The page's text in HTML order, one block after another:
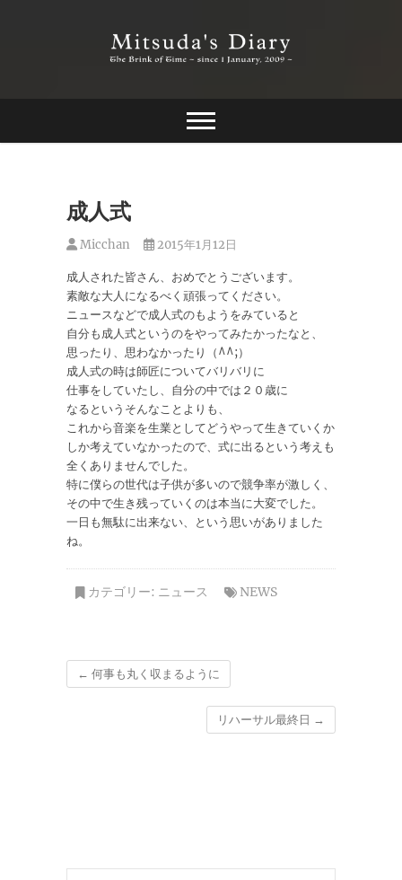
Mitsuda's Diary
成人式
Micchan 2015年1月12日
成人された皆さん、おめでとうございます。
素敵な大人になるべく頑張ってください。
ニュースなどで成人式のもようをみていると
自分も成人式というのをやってみたかったなと、
思ったり、思わなかったり（^^;）
成人式の時は師匠についてバリバリに
仕事をしていたし、自分の中では２０歳に
なるというそんなことよりも、
これから音楽を生業としてどうやって生きていくか
しか考えていなかったので、式に出るという考えも
全くありませんでした。
特に僕らの世代は子供が多いので競争率が激しく、
その中で生き残っていくのは本当に大変でした。
一日も無駄に出来ない、という思いがありました
ね。
カテゴリー: ニュース NEWS
← 何事も丸く収まるように
リハーサル最終日 →